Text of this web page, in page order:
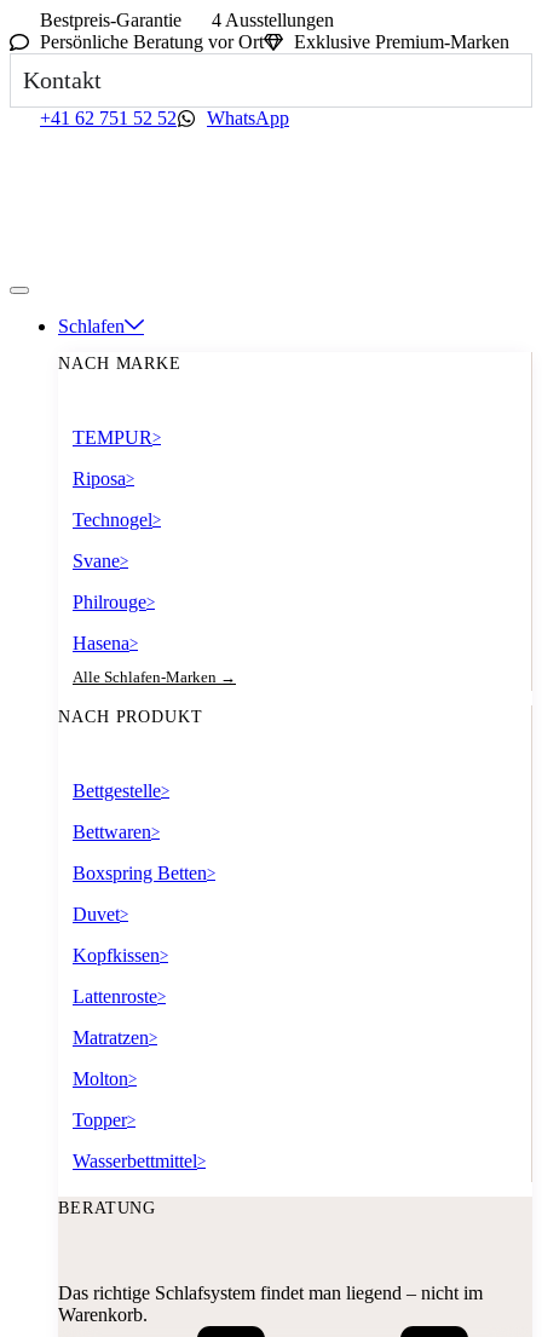
Bestpreis-Garantie
4 Ausstellungen
Persönliche Beratung vor Ort
Exklusive Premium-Marken
Kontakt
+41 62 751 52 52 WhatsApp
Schlafen
NACH MARKE
TEMPUR>
Riposa>
Technogel>
Svane>
Philrouge>
Hasena>
Alle Schlafen-Marken →
NACH PRODUKT
Bettgestelle>
Bettwaren>
Boxspring Betten>
Duvet>
Kopfkissen>
Lattenroste>
Matratzen>
Molton>
Topper>
Wasserbettmittel>
BERATUNG
Das richtige Schlafsystem findet man liegend – nicht im
Warenkorb.